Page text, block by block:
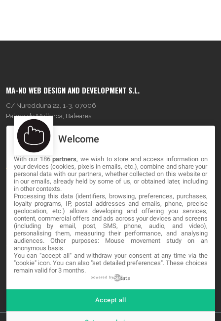
MA-NO WEB DESIGN AND DEVELOPMENT S.L.
C/ Nuredduna 22, 1-3, 07006
Palma de Mallorca, Baleares
OUR COMPANY
About
Blog
Contact
LEGAL
Terminos y Condiciones
Política de Privacidad
Welcome
With our 186partners, we wish to store and access information on
your devices (cookies, pixels in emails, etc.), combine and share your
personal data with our partners, whether collected on this website or
in our emails, already held by some of us, or obtained later, including
in other contexts.
Processing this data (identifiers, browsing, preferences, purchases,
loyalty programs, IP, postal addresses and emails, phone, precise
geolocation, etc.) allows developing and offering you services,
content, commercial offers and ads across your devices and screens
(including by email, post, SMS, phone, audio, and video),
personalising them, measuring their performance, and analysing
audiences. Other purposes: Mouse movement study on an
anonymous basis.
You can "accept all" and withdraw your consent at any time via the
"cookie" icon. You can also "set detailed preferences". These choices
remain valid for 3 months.
powered by
Accept all